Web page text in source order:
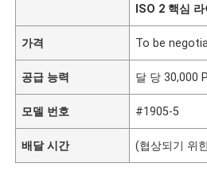
ISO 2 핵심 라
가격 To be
공급 능력 달 당 30,000
모델 번호 #1905-5
배달 시간 (협상되기 위